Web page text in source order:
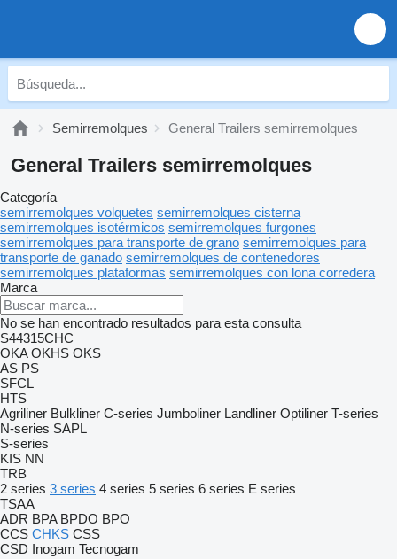
Semirremolques General Trailers semirremolques
General Trailers semirremolques
Categoría
semirremolques volquetes semirremolques cisterna
semirremolques isotérmicos semirremolques furgones
semirremolques para transporte de grano semirremolques para
transporte de ganado semirremolques de contenedores
semirremolques plataformas semirremolques con lona corredera
Marca
No se han encontrado resultados para esta consulta
S44315CHC
OKA OKHS OKS
AS PS
SFCL
HTS
Agriliner Bulkliner C-series Jumboliner Landliner Optiliner T-series
N-series SAPL
S-series
KIS NN
TRB
2 series 3 series 4 series 5 series 6 series E series
TSAA
ADR BPA BPDO BPO
CCS CHKS CSS
CSD Inogam Tecnogam